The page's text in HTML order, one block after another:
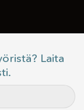
Laita